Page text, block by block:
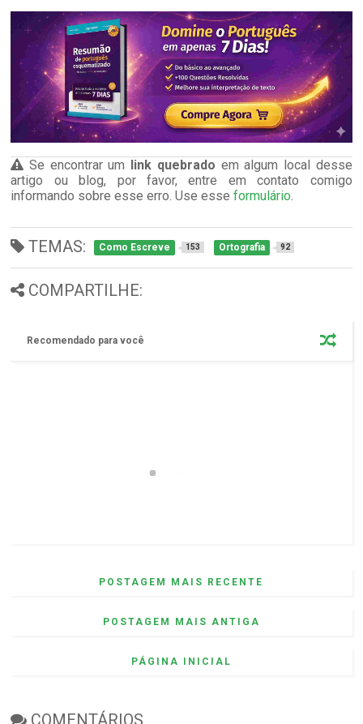
Se encontrar um link quebrado em algum local desse
artigo ou blog, por favor, entre em contato comigo
informando sobre esse erro. Use esseformulário.
TEMAS: Como Escreve 153 Ortografia 92
COMPARTILHE:
Recomendado para você
POSTAGEM MAIS RECENTE
POSTAGEM MAIS ANTIGA
PÁGINA INICIAL
COMENTÁRIOS